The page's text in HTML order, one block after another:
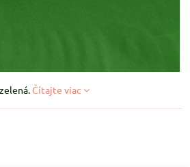
Čítajte viac